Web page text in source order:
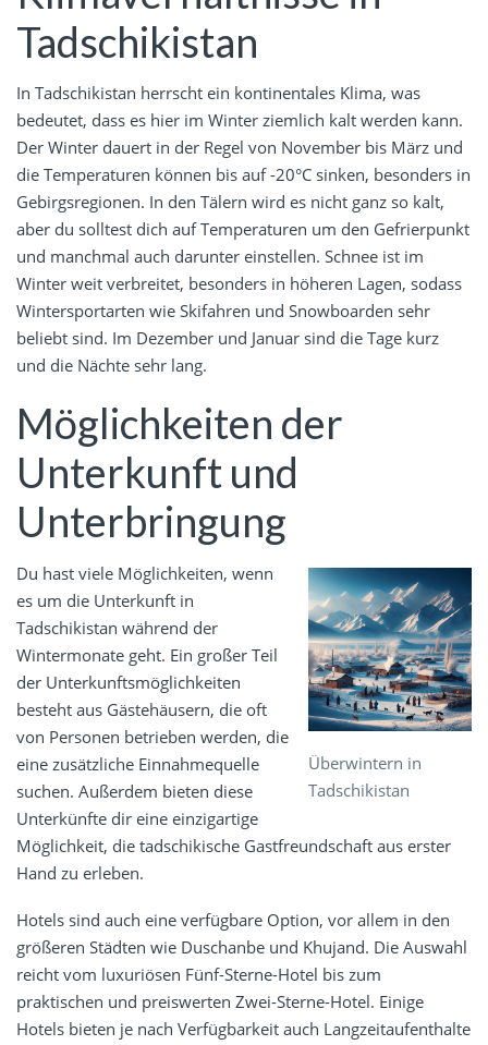
Tadschikistan
In Tadschikistan herrscht ein kontinentales Klima, was
bedeutet, dass es hier im Winter ziemlich kalt werden kann.
Der Winter dauert in der Regel von November bis März und
die Temperaturen können bis auf -20°C sinken, besonders in
Gebirgsregionen. In den Tälern wird es nicht ganz so kalt,
aber du solltest dich auf Temperaturen um den Gefrierpunkt
und manchmal auch darunter einstellen. Schnee ist im
Winter weit verbreitet, besonders in höheren Lagen, sodass
Wintersportarten wie Skifahren und Snowboarden sehr
beliebt sind. Im Dezember und Januar sind die Tage kurz
und die Nächte sehr lang.
Möglichkeiten der
Unterkunft und
Unterbringung
Überwintern in
Tadschikistan
Du hast viele Möglichkeiten, wenn
es um die Unterkunft in
Tadschikistan während der
Wintermonate geht. Ein großer Teil
der Unterkunftsmöglichkeiten
besteht aus Gästehäusern, die oft
von Personen betrieben werden, die
eine zusätzliche Einnahmequelle
suchen. Außerdem bieten diese
Unterkünfte dir eine einzigartige
Möglichkeit, die tadschikische Gastfreundschaft aus erster
Hand zu erleben.
Hotels sind auch eine verfügbare Option, vor allem in den
größeren Städten wie Duschanbe und Khujand. Die Auswahl
reicht vom luxuriösen Fünf-Sterne-Hotel bis zum
praktischen und preiswerten Zwei-Sterne-Hotel. Einige
Hotels bieten je nach Verfügbarkeit auch Langzeitaufenthalte